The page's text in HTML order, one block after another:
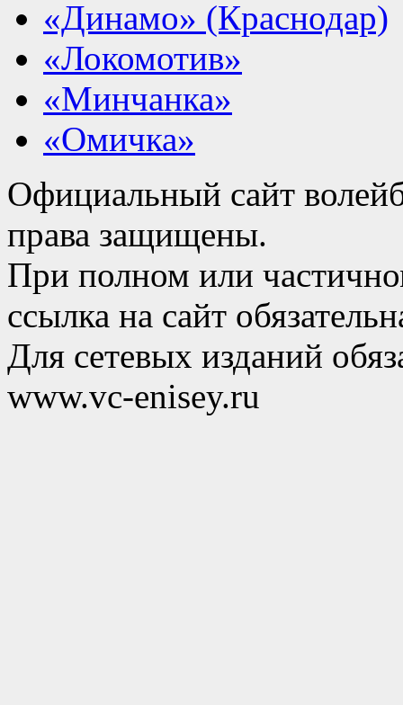
«Динамо» (Краснодар)
«Локомотив»
«Минчанка»
«Омичка»
Официальный сайт
права защищены.
При полном или
ссылка на сайт
Для сетевых изданий
www.vc-enisey.ru